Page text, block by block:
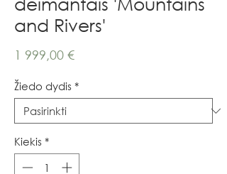
and Rivers'
1 999,00 €Price
Žiedo dydis *
Kiekis *